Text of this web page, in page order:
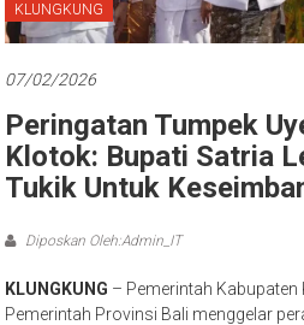
Bali
KLUNGKUNG
07/02/2026
Peringatan Tumpek
Klotok: Bupati Satria
Tukik Untuk
Diposkan Oleh:Admin_IT
KLUNGKUNG – Pemerintah
Pemerintah Provinsi Bali menggelar